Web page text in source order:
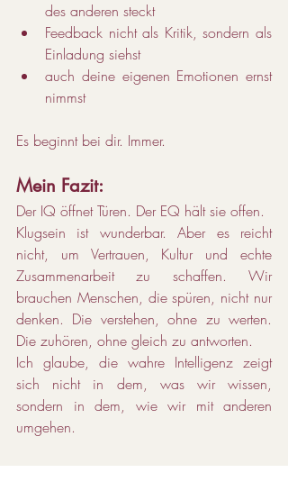
des anderen steckt
Feedback nicht als Kritik, sondern als
Einladung siehst
auch deine eigenen Emotionen ernst
nimmst
Es beginnt bei dir. Immer.
Mein Fazit:
Der IQ öffnet Türen. Der EQ hält sie offen.
Klugsein ist wunderbar. Aber es reicht
nicht, um Vertrauen, Kultur und echte
Zusammenarbeit zu schaffen. Wir
brauchen Menschen, die spüren, nicht nur
denken. Die verstehen, ohne zu werten.
Die zuhören, ohne gleich zu antworten.
Ich glaube, die wahre Intelligenz zeigt
sich nicht in dem, was wir wissen,
sondern in dem, wie wir mit anderen
umgehen.